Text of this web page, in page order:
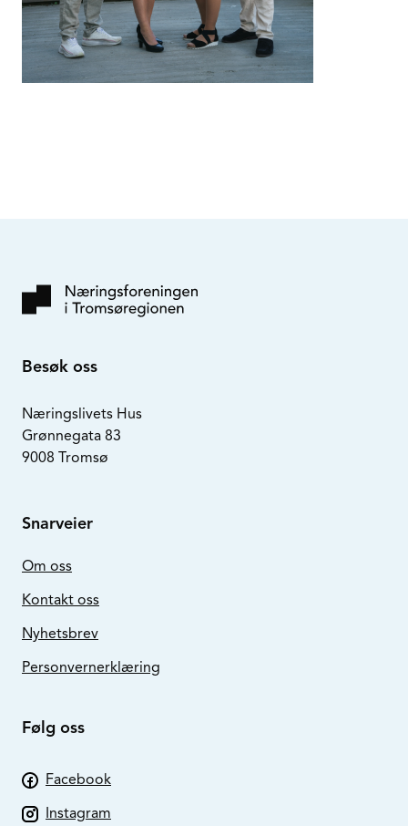
Besøk oss
Næringslivets Hus
Grønnegata 83
9008 Tromsø
Snarveier
Om oss
Kontakt oss
Nyhetsbrev
Personvernerklæring
Følg oss
Facebook
Instagram